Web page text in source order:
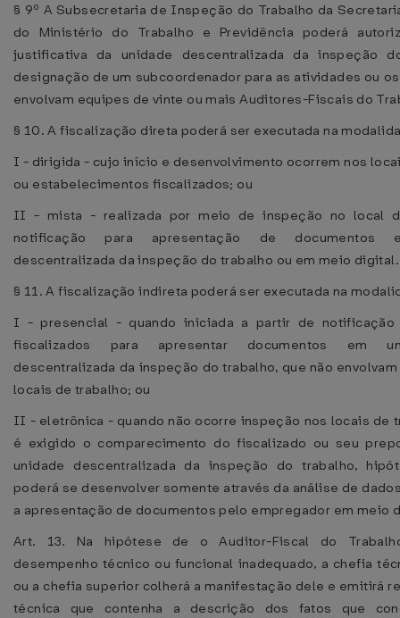
§ 9º A Subsecretaria de Inspeção do Trabalho da
do Ministério do Trabalho e Previdência poderá
justificativa da unidade descentralizada da inspeção
designação de um subcoordenador para as atividades ou
envolvam equipes de vinte ou mais Auditores-Fiscais do
§ 10. A fiscalização direta poderá ser executada na
I - dirigida - cujo início e desenvolvimento ocorrem nos
ou estabelecimentos fiscalizados; ou
II - mista - realizada por meio de inspeção no local
notificação para apresentação de documentos
descentralizada da inspeção do trabalho ou em meio digital.
§ 11. A fiscalização indireta poderá ser executada na
I - presencial - quando iniciada a partir de notificação
fiscalizados para apresentar documentos em
descentralizada da inspeção do trabalho, que não
locais de trabalho; ou
II - eletrônica - quando não ocorre inspeção nos locais de
é exigido o comparecimento do fiscalizado ou seu
unidade descentralizada da inspeção do trabalho,
poderá se desenvolver somente através da análise de
a apresentação de documentos pelo empregador em meio
Art. 13. Na hipótese de o Auditor-Fiscal do
desempenho técnico ou funcional inadequado, a chefia
ou a chefia superior colherá a manifestação dele e emitirá
técnica que contenha a descrição dos fatos que